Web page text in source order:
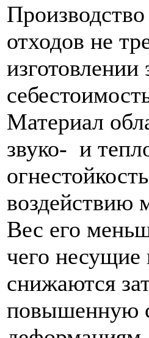
отходов не
Материал
звуко- и
воздействию
Вес его
чего
снижаются
повышенную